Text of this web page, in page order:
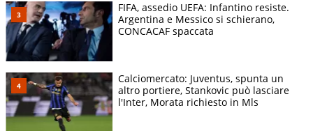
FIFA, assedio UEFA: Infantino resiste.
Argentina e Messico si schierano,
CONCACAF spaccata
Calciomercato: Juventus, spunta un
altro portiere, Stankovic può lasciare
l'Inter, Morata richiesto in Mls